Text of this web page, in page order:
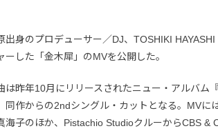
出身のプロデューサー／DJ、TOSHIKI
ーした「金木犀」のMVを公開した。
は昨年10月にリリースされたニュー・アルバム
同作からの2ndシングル・カットとなる。MVに
海子のほか、Pistachio StudioクルーからCBS &